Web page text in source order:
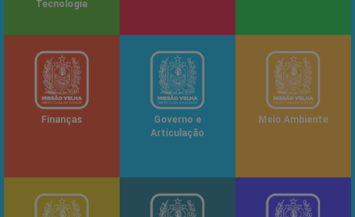
Tecnologia
Finanças
Governo e
Articulação
Meio Ambiente